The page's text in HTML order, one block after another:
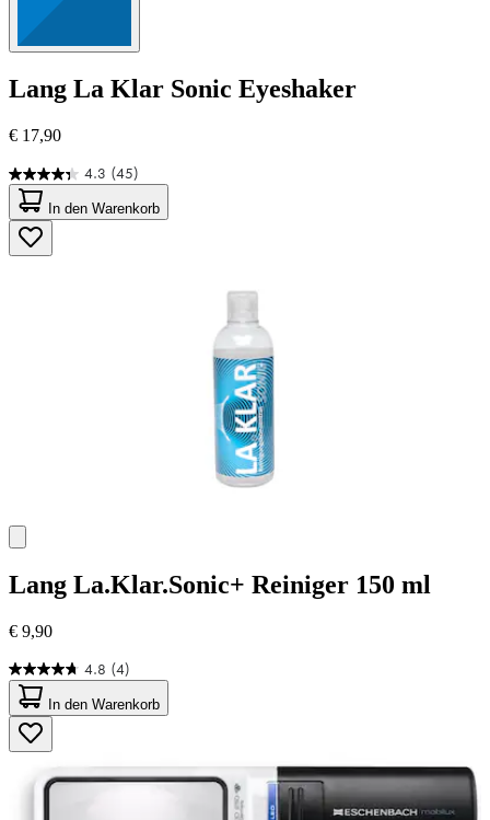
Lang La Klar Sonic Eyeshaker
€ 17,90
4.3 (45)
4.3
von
5
Sternen.
45
In den Warenkorb
Lang La.Klar.Sonic+ Reiniger 150 ml
€ 9,90
4.8 (4)
4.8
von
5
Sternen.
4
Bewertungen
In den Warenkorb